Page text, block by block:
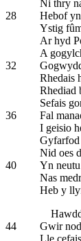
Ni thry
28
Hebof
Ystig
Ar hyd
A
32
Rhedais
Rhediad
Sefais
36
Fal
I geisio
Nid oes
40
Yn
Nas
Heb y
44
Gwir
Lle